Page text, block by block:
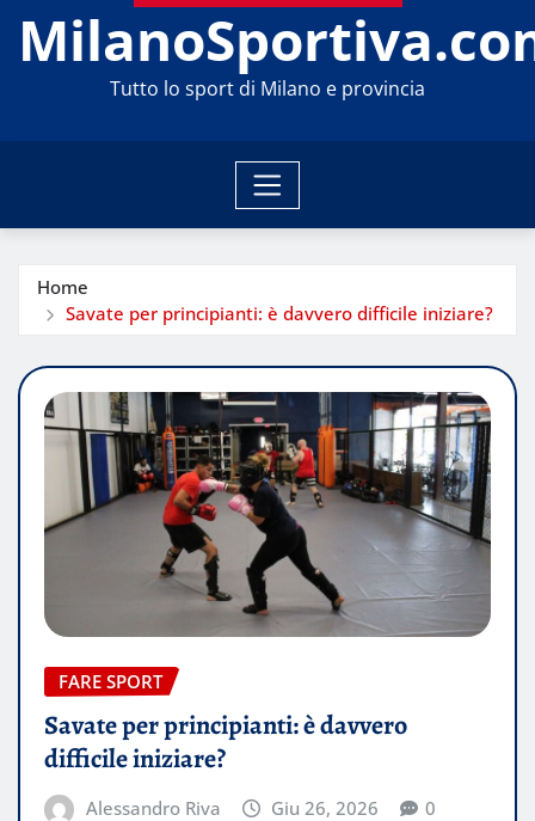
Tutto lo sport di Milano e provincia
Home
Savate per principianti: è davvero difficile iniziare?
FARE SPORT
Savate per principianti: è davvero
difficile iniziare?
Alessandro Riva Giu 26, 2026 0